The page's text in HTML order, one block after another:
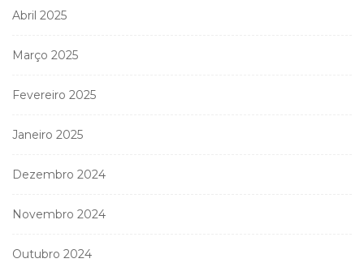
Abril 2025
Março 2025
Fevereiro 2025
Janeiro 2025
Dezembro 2024
Novembro 2024
Outubro 2024